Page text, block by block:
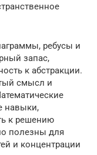
ребусы и
запас,
к абстракции.
смысл и
навыки,
к решению
полезны для
и концентрации